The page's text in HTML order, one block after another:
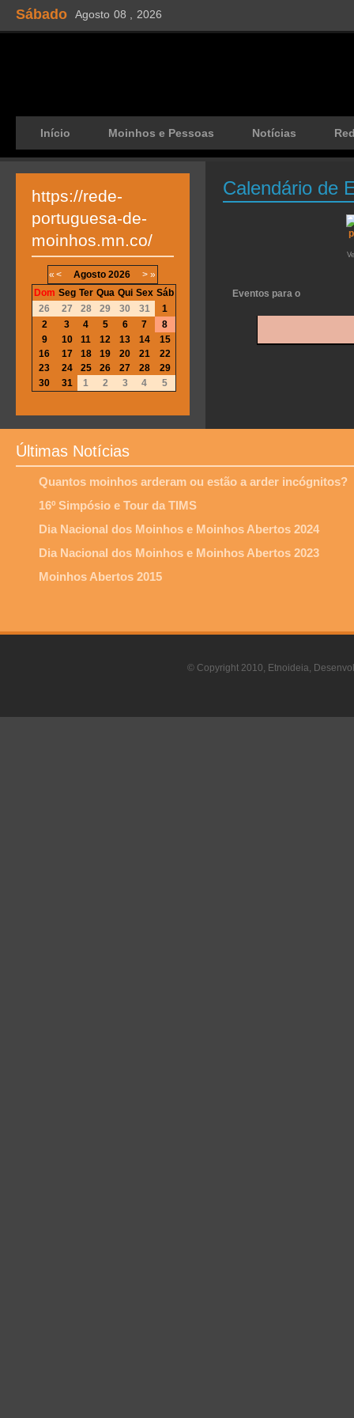
Sábado Agosto 08 , 2026
Início Moinhos e Pessoas Notícias
Calendário de
Eventos para o
https://rede-
portuguesa-de-
moinhos.mn.co/
« < Agosto 2026 > »
Dom Seg Ter Qua Qui Sex Sáb
26
27 28 29 30 31
1
2
3 4 5 6 7
8
9
10 11 12 13 14
15
16
17 18 19 20 21
22
23
24 25 26 27 28
29
30
31 1 2 3 4 5
Últimas Notícias
Quantos moinhos arderam ou estão a arder incógnitos?
16º Simpósio e Tour da TIMS
Dia Nacional dos Moinhos e Moinhos Abertos 2024
Dia Nacional dos Moinhos e Moinhos Abertos 2023
Moinhos Abertos 2015
© Copyright 2010, Etnoideia,